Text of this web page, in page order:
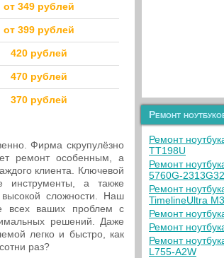
от 349 рублей
от 399 рублей
420 рублей
470 рублей
370 рублей
Фирма скрупулёзно
ремонт особенным, а
клиента. Ключевой
инструменты, а также
сложности. Наш
всех ваших проблем с
решений. Даже
легко и быстро, как
раз?
Ремонт
Ремонт
TT198U
Ремонт
5760G-
Ремонт
TimelineUltra
Ремонт
Ремонт
Ремонт
L755-A2W